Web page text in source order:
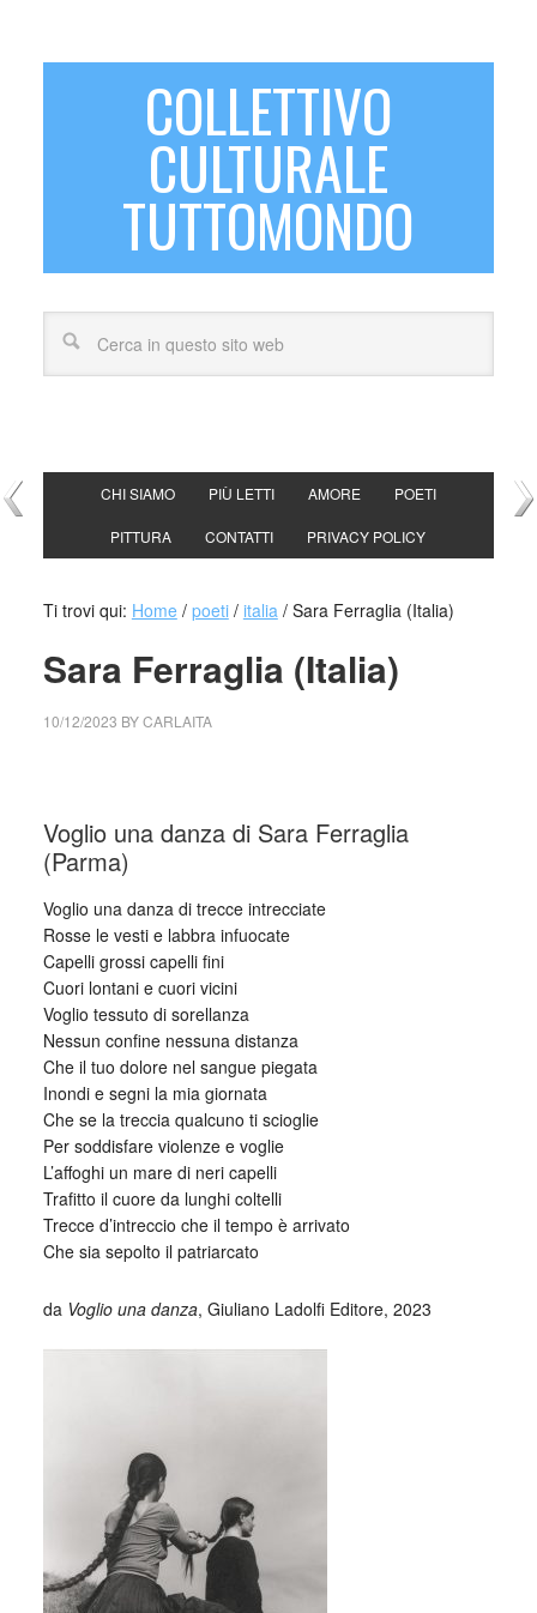
COLLETTIVO
CULTURALE
TUTTOMONDO
CHI SIAMO PIÙ LETTI AMORE POETI
PITTURA CONTATTI PRIVACY POLICY
Ti trovi qui: Home / poeti / italia /Sara Ferraglia (Italia)
Sara Ferraglia (Italia)
10/12/2023 BYCARLAITA
Voglio una danza di Sara Ferraglia
(Parma)
Voglio una danza di trecce intrecciate
Rosse le vesti e labbra infuocate
Capelli grossi capelli fini
Cuori lontani e cuori vicini
Voglio tessuto di sorellanza
Nessun confine nessuna distanza
Che il tuo dolore nel sangue piegata
Inondi e segni la mia giornata
Che se la treccia qualcuno ti scioglie
Per soddisfare violenze e voglie
L’affoghi un mare di neri capelli
Trafitto il cuore da lunghi coltelli
Trecce d’intreccio che il tempo è arrivato
Che sia sepolto il patriarcato
da Voglio una danza, Giuliano Ladolfi Editore, 2023